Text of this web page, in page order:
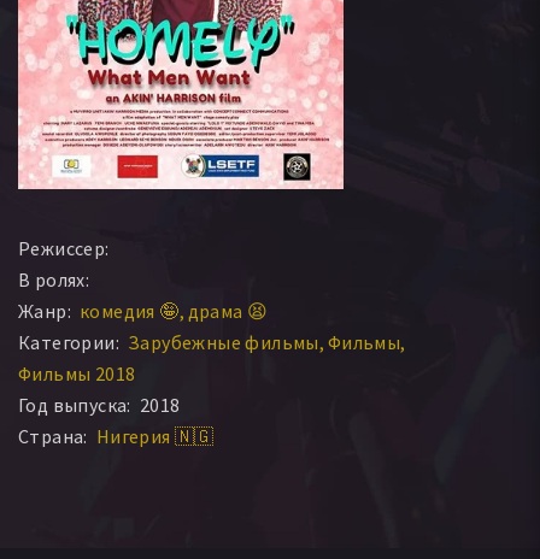
Режиссер:
В ролях:
Жанр: комедия 🤪 драма 😫
Категории: Зарубежные фильмы Фильмы
Фильмы 2018
Год выпуска: 2018
Страна: Нигерия 🇳🇬